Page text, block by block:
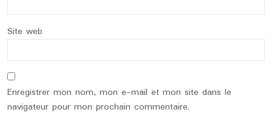
Site web
Enregistrer mon nom, mon e-mail et mon site dans le
navigateur pour mon prochain commentaire.